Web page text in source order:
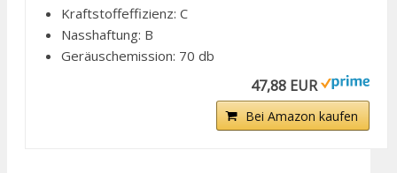
Kraftstoffeffizienz: C
Nasshaftung: B
Geräuschemission: 70 db
47,88 EUR
Bei Amazon kaufen